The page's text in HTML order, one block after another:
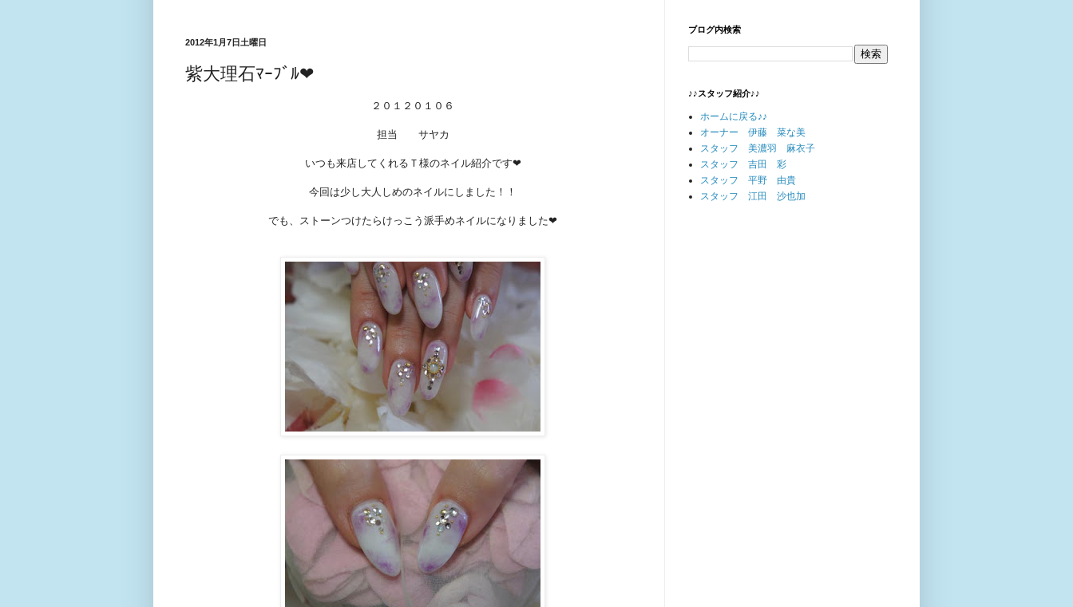
2012年1月7日土曜日
紫大理石ﾏｰﾌﾞﾙ❤
２０１２０１０６
担当 サヤカ
いつも来店してくれるＴ様のネイル紹介です❤
今回は少し大人しめのネイルにしました！！
でも、ストーンつけたらけっこう派手めネイルになりました❤
ブログ内検索
♪♪スタッフ紹介♪♪
ホームに戻る♪♪
オーナー 伊藤 菜な美
スタッフ 美濃羽 麻衣子
スタッフ 吉田 彩
スタッフ 平野 由貴
スタッフ 江田 沙也加